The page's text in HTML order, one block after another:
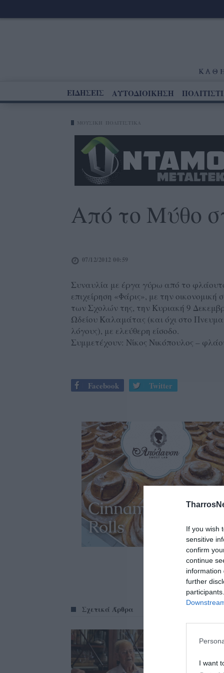
If you wish
sensitive
confirm
continue
information
further
I want
ΕΙΔΗΣΕΙΣ ΑΥΤΟΔΙΟΙΚΗΣΗ
Από το Μύθο
07/12/2012 00:59
Συναυλία με έργα γύρω από το
επιχείρηση «Φάρις», με την
των Σχολών της, την Κυριακή 9
Ωδείου Καλαμάτας (και όχι στο
λόγους), με ελεύθερη είσοδο.
Συμμετέχουν: Νίκος Νικόπουλος –
Facebook Twitter
Σχετικά Άρθρα